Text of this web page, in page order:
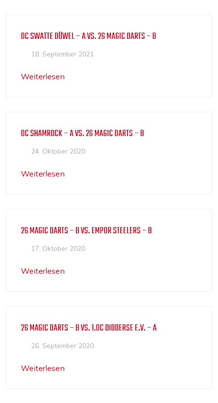
DC SWATTE DÜWEL – A VS. 26 MAGIC DARTS – B
18. September 2021
Weiterlesen
DC SHAMROCK – A VS. 26 MAGIC DARTS – B
24. Oktober 2020
Weiterlesen
26 MAGIC DARTS – B VS. EMPOR STEELERS – B
17. Oktober 2020
Weiterlesen
26 MAGIC DARTS – B VS. 1.DC DIDDERSE E.V. – A
26. September 2020
Weiterlesen